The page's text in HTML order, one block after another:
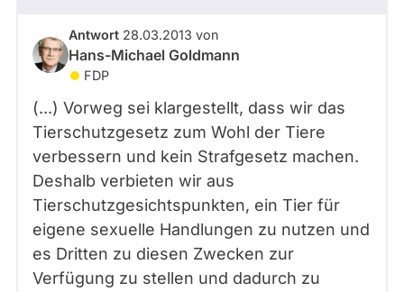
Antwort 28.03.2013 von
Hans-Michael Goldmann
FDP
(...) Vorweg sei klargestellt, dass wir das
Tierschutzgesetz zum Wohl der Tiere
verbessern und kein Strafgesetz machen.
Deshalb verbieten wir aus
Tierschutzgesichtspunkten, ein Tier für
eigene sexuelle Handlungen zu nutzen und
es Dritten zu diesen Zwecken zur
Verfügung zu stellen und dadurch zu